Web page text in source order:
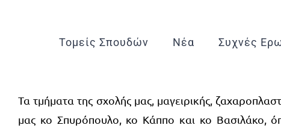
περιεχόμενοΤομείς Σπουδών Νέα Συχνές
Τα τμήματα της σχολής μας, μαγειρικής,
μας κο Σπυρόπουλο, κο Κάππο και κο Βασιλάκο,